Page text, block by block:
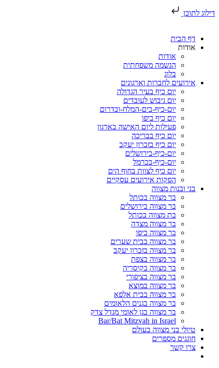
דילוג לתוכן
דף הבית
אודות
אודות
הגשמה משפחתית
בלוג
אירועים לחברות וארגונים
יום כיף בעיר הגדולה
יום גיבוש לעובדים
יום-כיף-בים-המלח-ובדרום
יום כיף ביפו
פעילות ליום האישה בארגון
יום כיף בבריכה
יום כיף בזכרון יעקב
יום-כיף-בירושלים
יום-כיף-בכרמל
יום כיף לצוות בחוף הים
הפקות אירועים עסקיים
בני ובנות מצווה
בר מצווה בכותל
בר מצווה בירושלים
בת מצווה בכותל
בר מצווה מצדה
בר מצווה ביפו
בר מצווה בבית שערים
בר מצווה בזכרון יעקב
בר מצווה בצפת
בר מצווה בקיסריה
בר מצווה בציפורי
בר מצווה במוצא
בר מצווה בבית אלפא
בר מצווה בגנים הלאומים
בר מצווה בגן לאומי מגדל צדק
Bar/Bat Mitzvah in Israel
טיולי בני מצווה בעולם
חוגגים מספרים
צרו קשר